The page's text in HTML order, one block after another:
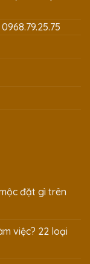
đặt gì trên
việc? 22 loại